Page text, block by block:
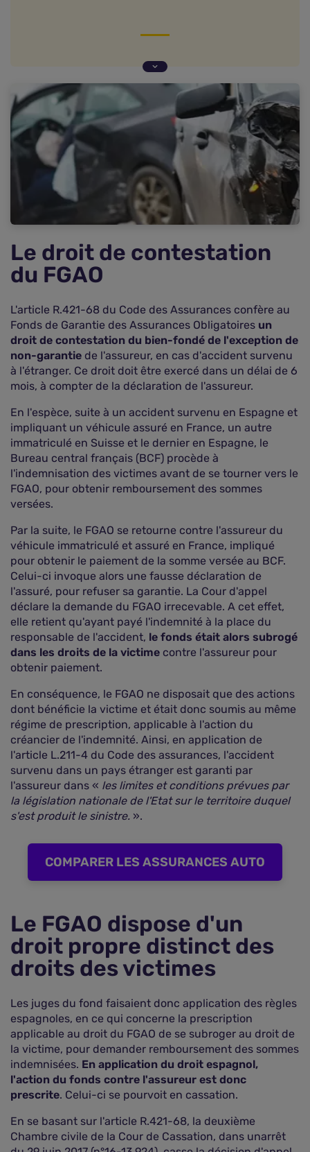
Le FGAO dispose d'un droit propre distinct des
droits des victimes
Le droit de contestation
du FGAO
L'article R.421-68 du Code des Assurances confère au
Fonds de Garantie des Assurances Obligatoires un
droit de contestation du bien-fondé de l'exception de
non-garantie de l'assureur, en cas d'accident survenu
à l'étranger. Ce droit doit être exercé dans un délai de 6
mois, à compter de la déclaration de l'assureur.
En l'espèce, suite à un accident survenu en Espagne et
impliquant un véhicule assuré en France, un autre
immatriculé en Suisse et le dernier en Espagne, le
Bureau central français (BCF) procède à
l'indemnisation des victimes avant de se tourner vers le
FGAO, pour obtenir remboursement des sommes
versées.
Par la suite, le FGAO se retourne contre l'assureur du
véhicule immatriculé et assuré en France, impliqué
pour obtenir le paiement de la somme versée au BCF.
Celui-ci invoque alors une fausse déclaration de
l'assuré, pour refuser sa garantie. La Cour d'appel
déclare la demande du FGAO irrecevable. A cet effet,
elle retient qu'ayant payé l'indemnité à la place du
responsable de l'accident, le fonds était alors subrogé
dans les droits de la victime contre l'assureur pour
obtenir paiement.
En conséquence, le FGAO ne disposait que des actions
dont bénéficie la victime et était donc soumis au même
régime de prescription, applicable à l'action du
créancier de l'indemnité. Ainsi, en application de
l'article L.211-4 du Code des assurances, l'accident
survenu dans un pays étranger est garanti par
l'assureur dans « les limites et conditions prévues par
la législation nationale de l'Etat sur le territoire duquel
s'est produit le sinistre. ».
COMPARER LES ASSURANCES AUTO
Le FGAO dispose d'un
droit propre distinct des
droits des victimes
Les juges du fond faisaient donc application des règles
espagnoles, en ce qui concerne la prescription
applicable au droit du FGAO de se subroger au droit de
la victime, pour demander remboursement des sommes
indemnisées. En application du droit espagnol,
l'action du fonds contre l'assureur est donc
prescrite. Celui-ci se pourvoit en cassation.
En se basant sur l'article R.421-68, la deuxième
Chambre civile de la Cour de Cassation, dans unarrêt